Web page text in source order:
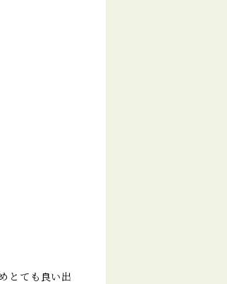
とても良い出